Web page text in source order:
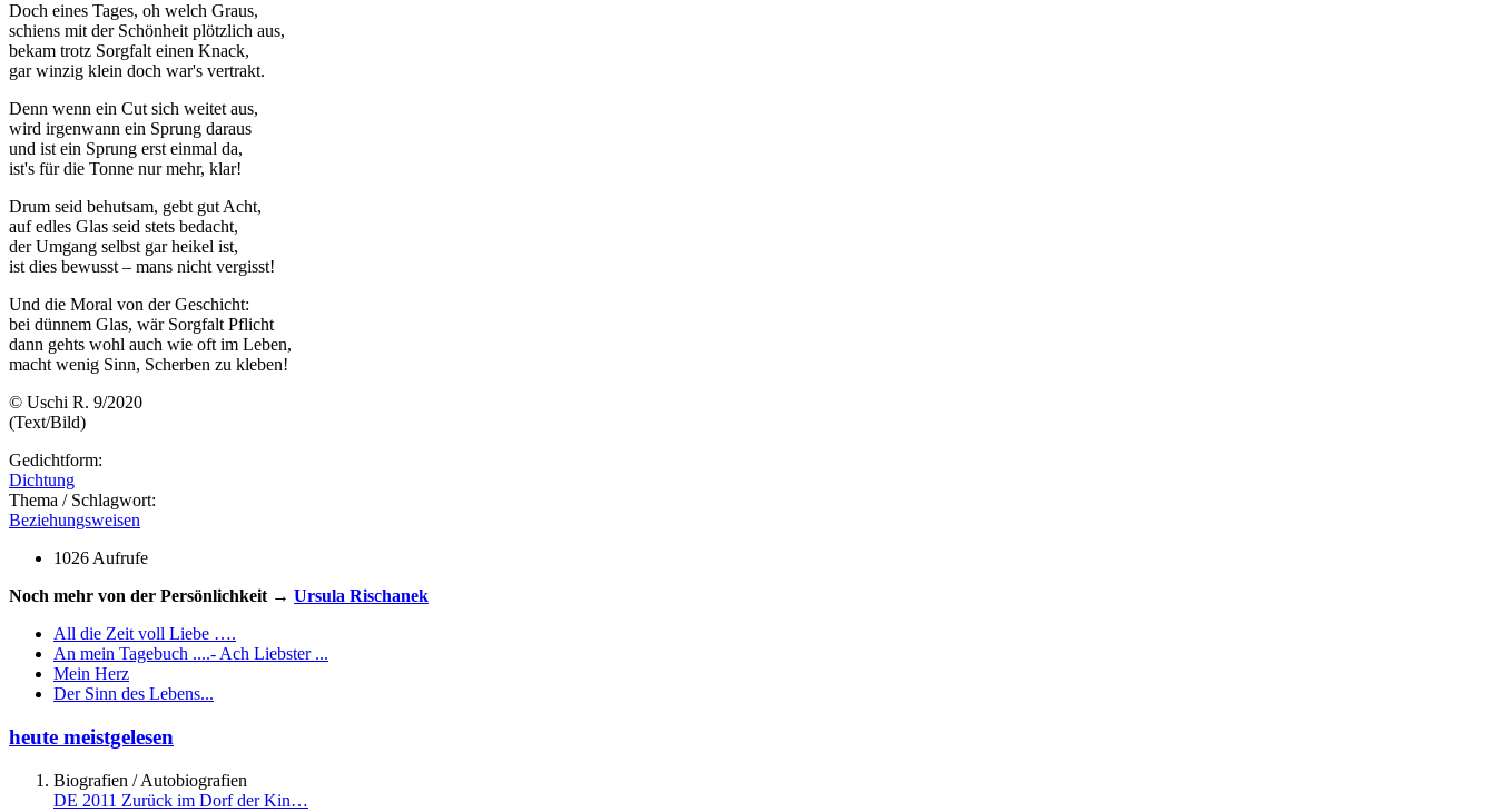
Doch eines Tages, oh welch Graus,
schiens mit der Schönheit plötzlich aus,
bekam trotz Sorgfalt einen Knack,
gar winzig klein doch war's vertrakt.
Denn wenn ein Cut sich weitet aus,
wird irgenwann ein Sprung daraus
und ist ein Sprung erst einmal da,
ist's für die Tonne nur mehr, klar!
Drum seid behutsam, gebt gut Acht,
auf edles Glas seid stets bedacht,
der Umgang selbst gar heikel ist,
ist dies bewusst – mans nicht vergisst!
Und die Moral von der Geschicht:
bei dünnem Glas, wär Sorgfalt Pflicht
dann gehts wohl auch wie oft im Leben,
macht wenig Sinn, Scherben zu kleben!
© Uschi R. 9/2020
(Text/Bild)
Gedichtform:
Dichtung
Thema / Schlagwort:
Beziehungsweisen
1026 Aufrufe
Noch mehr von der Persönlichkeit → Ursula Rischanek
All die Zeit voll Liebe ….
An mein Tagebuch ....- Ach Liebster ...
Mein Herz
Der Sinn des Lebens...
heute meistgelesen
Biografien / Autobiografien
DE 2011 Zurück im Dorf der Kin…